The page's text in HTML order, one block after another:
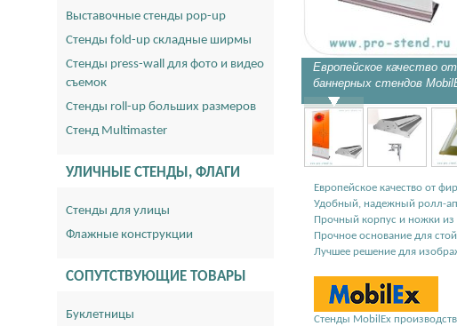
Выставочные стенды pop-up
Стенды fold-up складные ширмы
Стенды press-wall для фото и видео
съемок
Стенды roll-up больших размеров
Стенд Multimaster
УЛИЧНЫЕ СТЕНДЫ, ФЛАГИ
Стенды для улицы
Флажные конструкции
СОПУТСТВУЮЩИЕ ТОВАРЫ
Буклетницы
Европейское качество
баннерных стендов
Европейское качество от
Удобный, надежный ролл-
Прочный корпус и ножки из
Прочное основание для
Лучшее решение для
Стенды MobilEx